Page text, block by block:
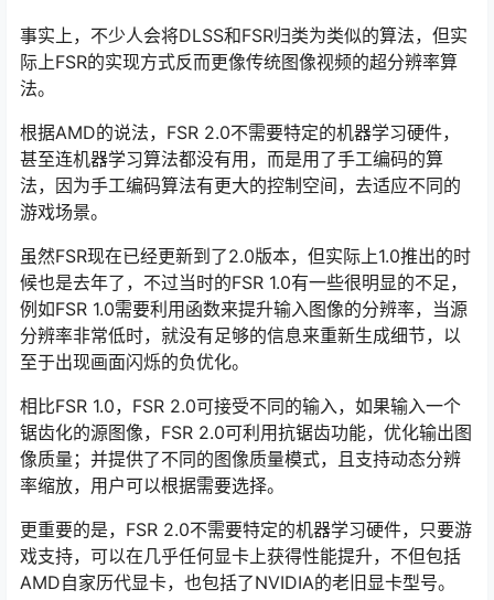
事实上，不少人会将DLSS和FSR归类为类似的算法，但实
际上FSR的实现方式反而更像传统图像视频的超分辨率算
法。
根据AMD的说法，FSR 2.0不需要特定的机器学习硬件，
甚至连机器学习算法都没有用，而是用了手工编码的算
法，因为手工编码算法有更大的控制空间，去适应不同的
游戏场景。
虽然FSR现在已经更新到了2.0版本，但实际上1.0推出的时
候也是去年了，不过当时的FSR 1.0有一些很明显的不足，
例如FSR 1.0需要利用函数来提升输入图像的分辨率，当源
分辨率非常低时，就没有足够的信息来重新生成细节，以
至于出现画面闪烁的负优化。
相比FSR 1.0，FSR 2.0可接受不同的输入，如果输入一个
锯齿化的源图像，FSR 2.0可利用抗锯齿功能，优化输出图
像质量；并提供了不同的图像质量模式，且支持动态分辨
率缩放，用户可以根据需要选择。
更重要的是，FSR 2.0不需要特定的机器学习硬件，只要游
戏支持，可以在几乎任何显卡上获得性能提升，不但包括
AMD自家历代显卡，也包括了NVIDIA的老旧显卡型号。